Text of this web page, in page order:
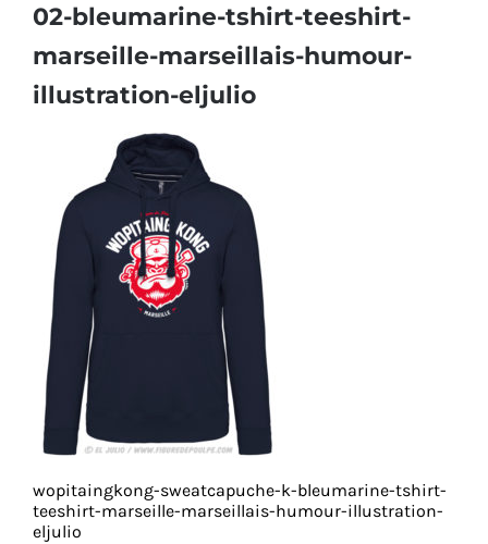
02-bleumarine-tshirt-teeshirt-
marseille-marseillais-humour-
illustration-eljulio
wopitaingkong-sweatcapuche-k-bleumarine-tshirt-
teeshirt-marseille-marseillais-humour-illustration-
eljulio